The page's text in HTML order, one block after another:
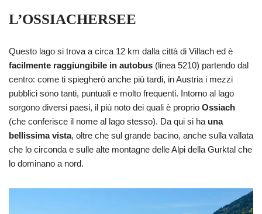
L’OSSIACHERSEE
Questo lago si trova a circa 12 km dalla città di Villach ed è
facilmente raggiungibile in autobus (linea 5210) partendo dal
centro: come ti spiegherò anche più tardi, in Austria i mezzi
pubblici sono tanti, puntuali e molto frequenti. Intorno al lago
sorgono diversi paesi, il più noto dei quali è proprio Ossiach
(che conferisce il nome al lago stesso). Da qui si ha una
bellissima vista, oltre che sul grande bacino, anche sulla vallata
che lo circonda e sulle alte montagne delle Alpi della Gurktal che
lo dominano a nord.